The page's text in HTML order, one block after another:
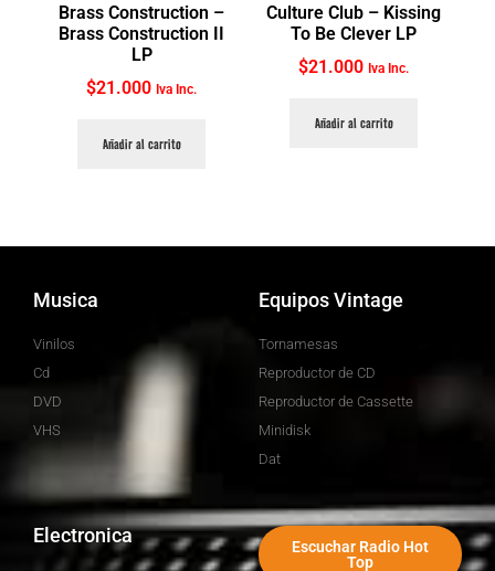
Brass Construction ‎–
Brass Construction II
LP
$21.000 Iva Inc.
Añadir al carrito
Culture Club ‎– Kissing
To Be Clever LP
$21.000 Iva Inc.
Añadir al carrito
Musica
Vinilos
Cd
DVD
VHS
Equipos Vintage
Tornamesas
Reproductor de CD
Reproductor de Cassette
Minidisk
Dat
Electronica
Escuchar Radio Hot
Top